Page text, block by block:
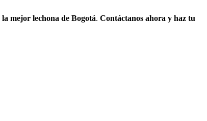
la mejor lechona de Bogotá. Contáctanos ahora y haz tu